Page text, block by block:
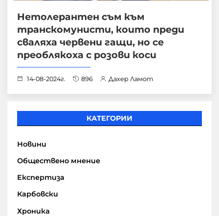
Нетолерантен съм към
транскомунисти, които преди
сваляха червени гащи, но се
преоблякоха с розови коси
14-08-2024г. 896 Дахер Ламот
КАТЕГОРИИ
Новини
Обществено мнение
Експертиза
Карбовски
Хроника